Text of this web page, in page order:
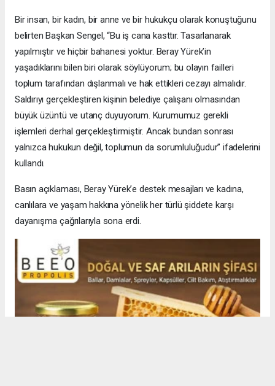
Bir insan, bir kadın, bir anne ve bir hukukçu olarak konuştuğunu
belirten Başkan Sengel, “Bu iş cana kasttır. Tasarlanarak
yapılmıştır ve hiçbir bahanesi yoktur. Beray Yürek’in
yaşadıklarını bilen biri olarak söylüyorum; bu olayın failleri
toplum tarafından dışlanmalı ve hak ettikleri cezayı almalıdır.
Saldırıyı gerçekleştiren kişinin belediye çalışanı olmasından
büyük üzüntü ve utanç duyuyorum. Kurumumuz gerekli
işlemleri derhal gerçekleştirmiştir. Ancak bundan sonrası
yalnızca hukukun değil, toplumun da sorumluluğudur” ifadelerini
kullandı.
Basın açıklaması, Beray Yürek’e destek mesajları ve kadına,
canlılara ve yaşam hakkına yönelik her türlü şiddete karşı
dayanışma çağrılarıyla sona erdi.